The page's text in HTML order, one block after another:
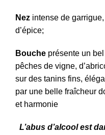
Nez intense de
d’épice;
Bouche présente un
pêches de vigne,
sur des tanins fins,
par une belle fraîcheur
et harmonie
L’abus d’alcool est